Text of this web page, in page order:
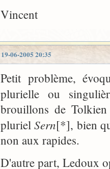
Vincent
19-06-2005 20:35
Petit problème,
plurielle ou
brouillons de Tolkien
plurielSern[*], bien
non aux rapides.
D'autre part, Ledoux